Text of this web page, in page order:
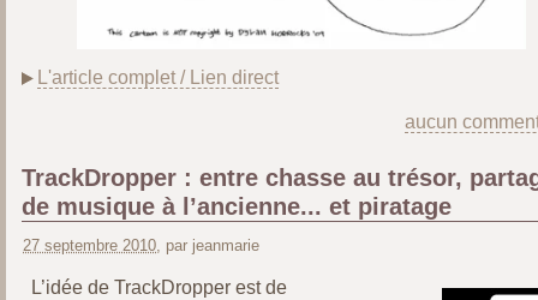
L'article complet / Lien direct
aucun
TrackDropper : entre chasse au trésor,
de musique à l’ancienne... et piratage
27 septembre 2010, par jeanmarie
L’idée de TrackDropper est de